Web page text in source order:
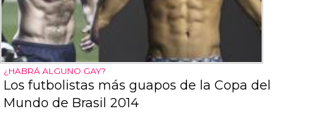
¿HABRÁ ALGUNO GAY?
Los futbolistas más guapos de la Copa del
Mundo de Brasil 2014